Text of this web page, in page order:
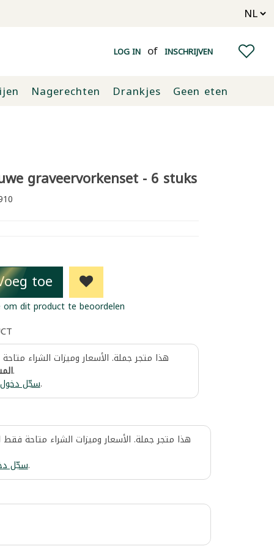
LOG IN of INSCHRIJVEN
Nagerechten Drankjes
Geen eten
graveervorkenset - 6 stuks
toe
om dit product te beoordelen
هذا متجر جملة. الأسعار وميزات الشراء
.
سجّل دخول.
هذا متجر جملة. الأسعار وميزات الشراء متاحة
سجّل.